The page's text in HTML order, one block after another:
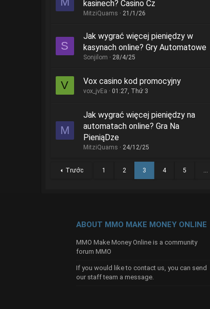
kasinech? Casino Cz
MitziQuams 21/1/26
S
Jak wygrać więcej pieniędzy w
kasynach online? Gry Automatowe
Sonjilom 28/4/25
V Vox casino kod promocyjny
vox_jvEa 01:27, Thứ 3
M
Jak wygrać więcej pieniędzy na
automatach online? Gra Na
PieniąDze
MitziQuams 24/12/25
Trước 1 2 3 4 5 …
ABOUT MMO MAKE MONEY ONLINE
MMO Make Money Online is a community
forum MMO
If you would like to contact us, you can send
our staff team a message.